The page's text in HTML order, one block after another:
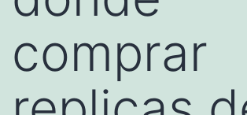
comprar